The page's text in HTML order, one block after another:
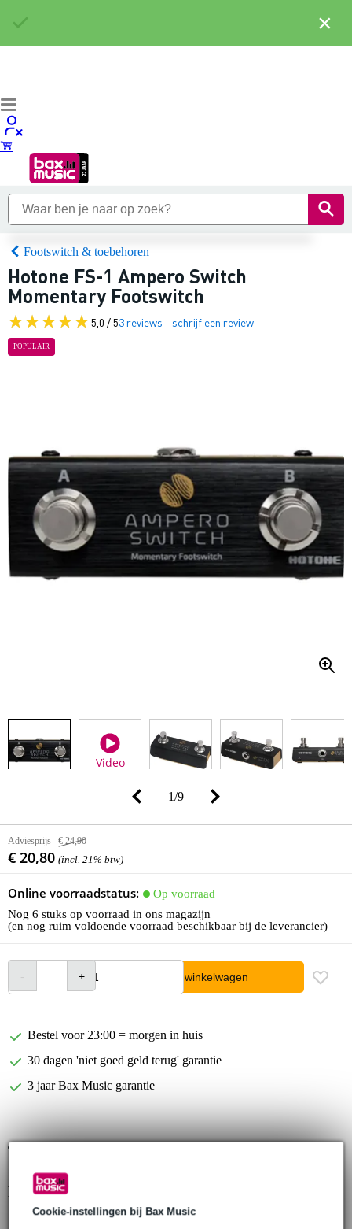
Cookie-instellingen bij Bax Music
Footswitch & toebehoren
Hotone FS-1 Ampero Switch
Momentary Footswitch
5,0 / 53 reviews schrijf een review
POPULAIR
Video
1/9
Adviesprijs € 24,90
€ 20,80 (incl. 21% btw)
Online voorraadstatus:
Op voorraad
Nog 6 stuks op voorraad in ons magazijn
(en nog ruim voldoende voorraad beschikbaar bij de leverancier)
In winkelwagen
Bestel voor 23:00 = morgen in huis
30 dagen 'niet goed geld terug' garantie
3 jaar Bax Music garantie
Productinformatie
Hotone voetschakelaar
×